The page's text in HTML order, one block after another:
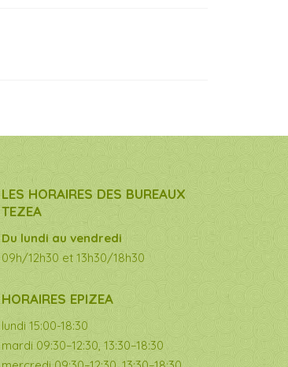
LES HORAIRES DES BUREAUX
TEZEA
Du lundi au vendredi
09h/12h30 et 13h30/18h30
HORAIRES EPIZEA
lundi 15:00-18:30
mardi 09:30–12:30, 13:30–18:30